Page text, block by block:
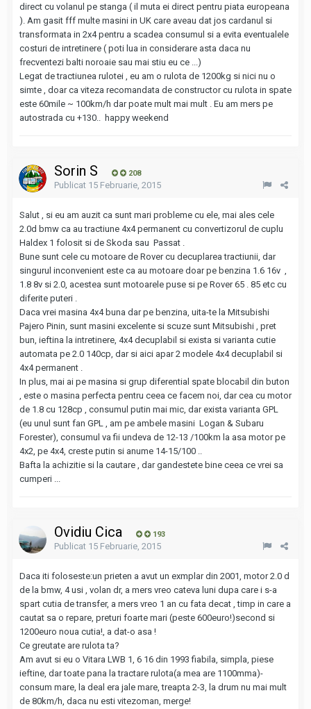
direct cu volanul pe stanga ( il muta ei direct pentru piata europeana
). Am gasit fff multe masini in UK care aveau dat jos cardanul si
transformata in 2x4 pentru a scadea consumul si a evita eventualele
costuri de intretinere ( poti lua in considerare asta daca nu
frecventezi balti noroaie sau mai stiu eu ce ...)
Legat de tractiunea rulotei , eu am o rulota de 1200kg si nici nu o
simte , doar ca viteza recomandata de constructor cu rulota in spate
este 60mile ~ 100km/h dar poate mult mai mult . Eu am mers pe
autostrada cu +130.. happy weekend
Sorin S 208
Publicat 15 Februarie, 2015
Salut , si eu am auzit ca sunt mari probleme cu ele, mai ales cele
2.0d bmw ca au tractiune 4x4 permanent cu convertizorul de cuplu
Haldex 1 folosit si de Skoda sau Passat .
Bune sunt cele cu motoare de Rover cu decuplarea tractiunii, dar
singurul inconvenient este ca au motoare doar pe benzina 1.6 16v ,
1.8 8v si 2.0, acestea sunt motoarele puse si pe Rover 65 . 85 etc cu
diferite puteri .
Daca vrei masina 4x4 buna dar pe benzina, uita-te la Mitsubishi
Pajero Pinin, sunt masini excelente si scuze sunt Mitsubishi , pret
bun, ieftina la intretinere, 4x4 decuplabil si exista si varianta cutie
automata pe 2.0 140cp, dar si aici apar 2 modele 4x4 decuplabil si
4x4 permanent .
In plus, mai ai pe masina si grup diferential spate blocabil din buton
, este o masina perfecta pentru ceea ce facem noi, dar cea cu motor
de 1.8 cu 128cp , consumul putin mai mic, dar exista varianta GPL
(eu unul sunt fan GPL , am pe ambele masini Logan & Subaru
Forester), consumul va fii undeva de 12-13 /100km la asa motor pe
4x2, pe 4x4, creste putin si anume 14-15/100 ..
Bafta la achizitie si la cautare , dar gandestete bine ceea ce vrei sa
cumperi ...
Ovidiu Cica 193
Publicat 15 Februarie, 2015
Daca iti foloseste:un prieten a avut un exmplar din 2001, motor 2.0 d
de la bmw, 4 usi , volan dr, a mers vreo cateva luni dupa care i s-a
spart cutia de transfer, a mers vreo 1 an cu fata decat , timp in care a
cautat sa o repare, preturi foarte mari (peste 600euro!)second si
1200euro noua cutia!, a dat-o asa !
Ce greutate are rulota ta?
Am avut si eu o Vitara LWB 1, 6 16 din 1993 fiabila, simpla, piese
ieftine, dar toate pana la tractare rulota(a mea are 1100mma)-
consum mare, la deal era jale mare, treapta 2-3, la drum nu mai mult
de 80km/h, daca nu esti vitezoman, merge!